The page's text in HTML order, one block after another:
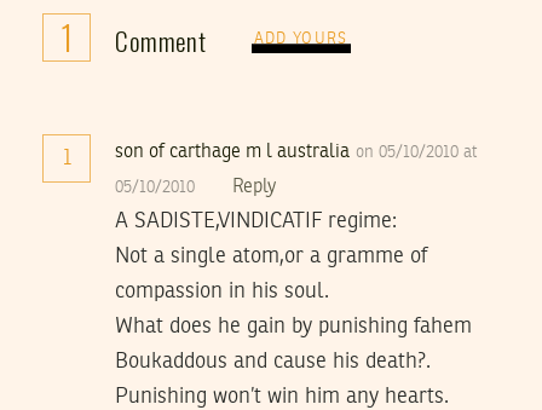
1 Comment ADD YOURS
1 son of carthage m l australia on 05/10/2010 at
05/10/2010 Reply
A SADISTE,VINDICATIF regime:
Not a single atom,or a gramme of
compassion in his soul.
What does he gain by punishing fahem
Boukaddous and cause his death?.
Punishing won’t win him any hearts.